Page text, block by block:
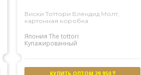
Виски Тоттори Блендид Молт,
картонная коробка
Япония The tottori
Купажированный
КУПИТЬ ОПТОМ 29 950 ₸